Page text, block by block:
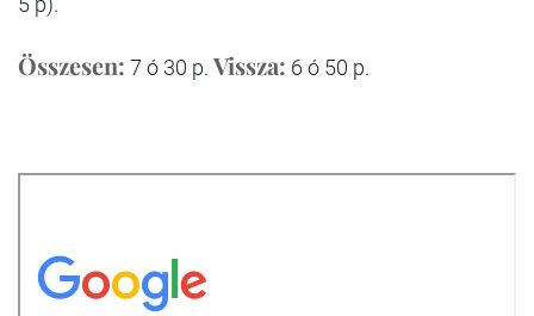
Összesen: 7 ó 30 p. Vissza: 6 ó 50 p.